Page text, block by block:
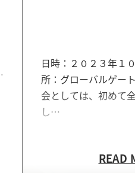
日時：２０２３年１
所：グローバルゲー
会としては、初めて
し…